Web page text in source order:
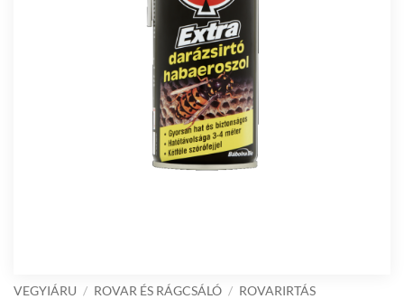
VEGYIÁRU / ROVAR ÉS RÁGCSÁLÓ / ROVARIRTÁS